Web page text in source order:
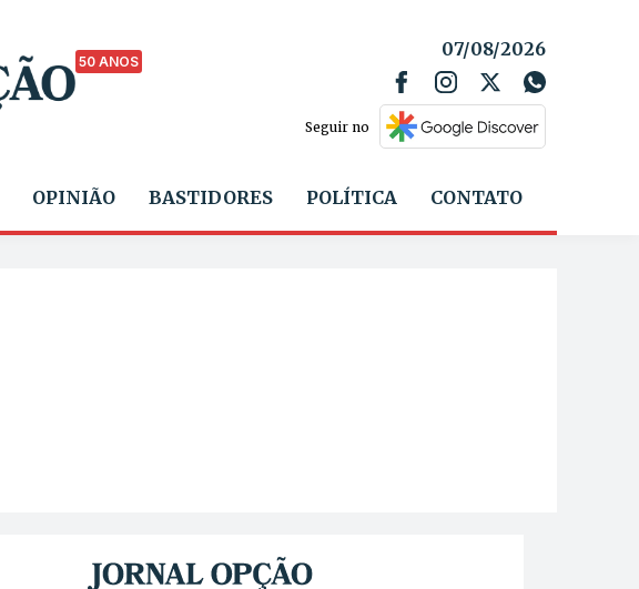
50 ANOS
07/08/2026
Seguir no
OPINIÃO BASTIDORES POLÍTICA CONTATO